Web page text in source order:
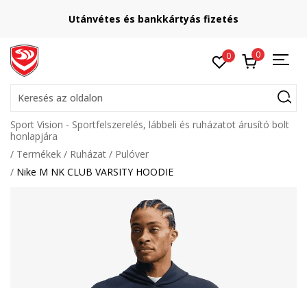
Lépj velünk kapcsolatba
online@sport-vision.hu
0 0
Keresés az oldalon
Sport Vision - Sportfelszerelés, lábbeli és ruházatot árusító bolt
honlapjára
Termékek
Ruházat
Pulóver
Nike M NK CLUB VARSITY HOODIE